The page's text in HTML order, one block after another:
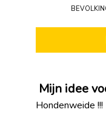
Mijn idee
Hondenweide !!!